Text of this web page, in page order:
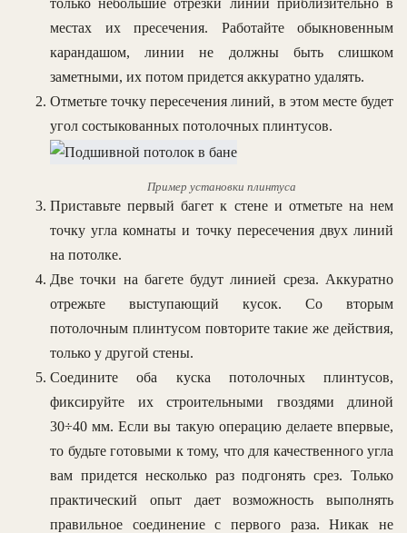
только небольшие отрезки линий приблизительно в
местах их пресечения. Работайте обыкновенным
карандашом, линии не должны быть слишком
заметными, их потом придется аккуратно удалять.
Отметьте точку пересечения линий, в этом месте будет
угол состыкованных потолочных плинтусов.
Пример установки плинтуса
Приставьте первый багет к стене и отметьте на нем
точку угла комнаты и точку пересечения двух линий
на потолке.
Две точки на багете будут линией среза. Аккуратно
отрежьте выступающий кусок. Со вторым
потолочным плинтусом повторите такие же действия,
только у другой стены.
Соедините оба куска потолочных плинтусов,
фиксируйте их строительными гвоздями длиной
30÷40 мм. Если вы такую операцию делаете впервые,
то будьте готовыми к тому, что для качественного угла
вам придется несколько раз подгонять срез. Только
практический опыт дает возможность выполнять
правильное соединение с первого раза. Никак не